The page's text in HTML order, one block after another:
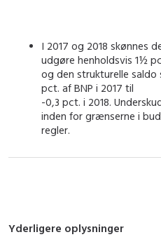
I 2017 og 2018 skønnes
udgøre henholdsvis 1½
og den strukturelle
pct. af BNP i 2017 til
-0,3 pct. i 2018.
inden for grænserne i
regler.
Yderligere oplysninger